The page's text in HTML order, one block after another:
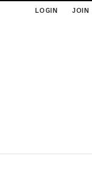
LOGIN JOIN